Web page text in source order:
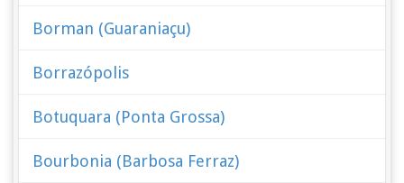
Borman (Guaraniaçu)
Borrazópolis
Botuquara (Ponta Grossa)
Bourbonia (Barbosa Ferraz)